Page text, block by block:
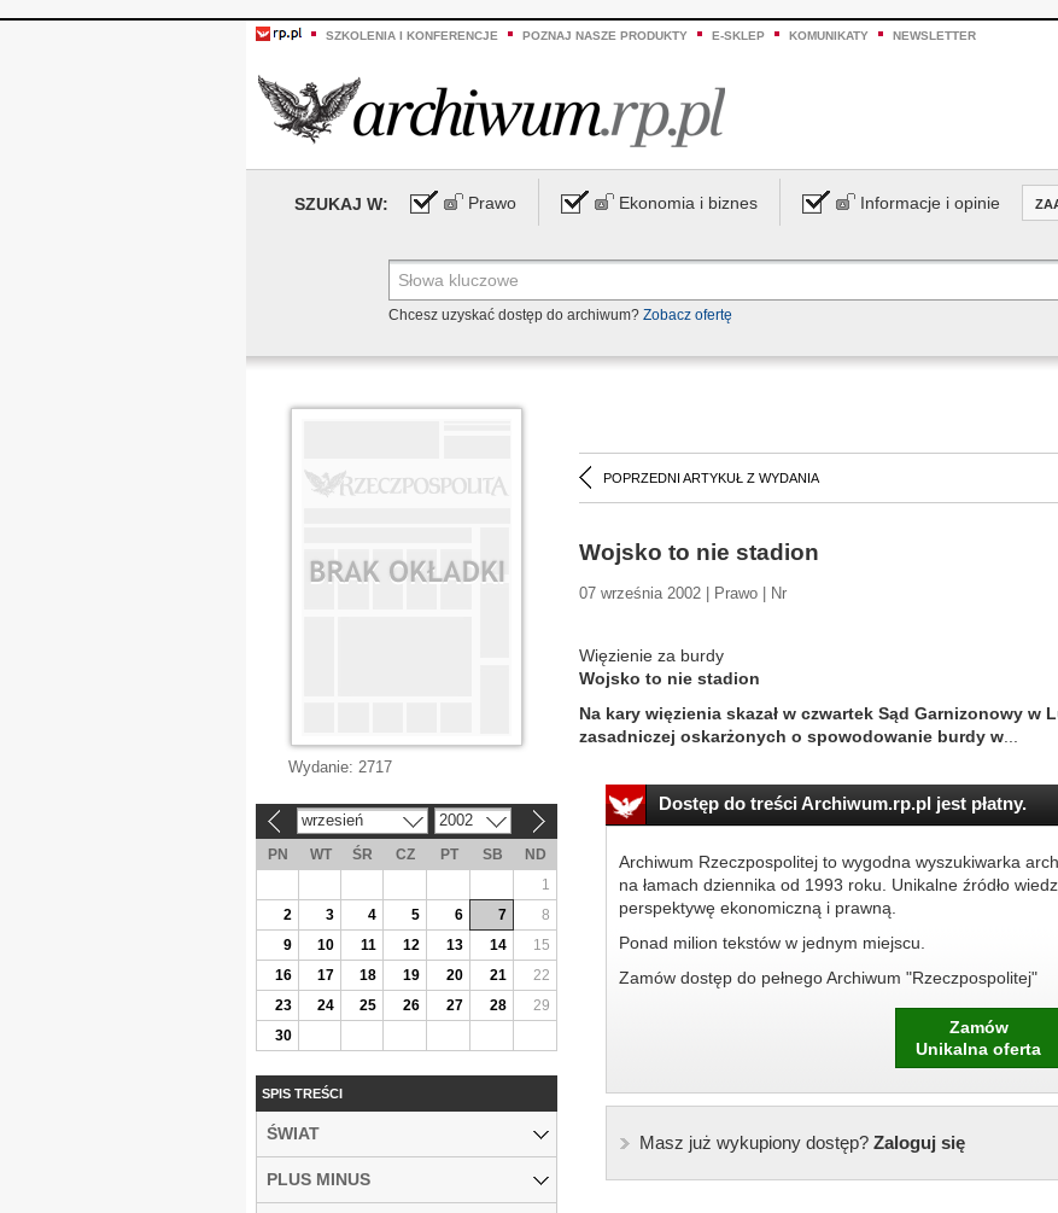
SZKOLENIA I KONFERENCJE POZNAJ NASZE PRODUKTY E-SKLEP KOMUNIKATY NEWSLETTER
SZUKAJ W: Prawo Ekonomia i biznes Informacje i opinie
Chcesz uzyskać dostęp do archiwum? Zobacz ofertę
POPRZEDNI ARTYKUŁ Z WYDANIA
Wojsko to nie stadion
07 września 2002 | Prawo | Nr
Więzienie za burdy
Wojsko to nie stadion
Na kary więzienia skazał w czwartek Sąd Garnizonowy w
zasadniczej oskarżonych o spowodowanie burdy w
Dostęp do treści Archiwum.rp.pl jest płatny.
Archiwum Rzeczpospolitej to wygodna wyszukiwarka
na łamach dziennika od 1993 roku. Unikalne źródło
perspektywę ekonomiczną i prawną.
Ponad milion tekstów w jednym miejscu.
Zamów dostęp do pełnego Archiwum "Rzeczpospolitej"
Zamów
Unikalna oferta
Masz już wykupiony dostęp?Zaloguj się
Wydanie: 2717
wrzesień 2002
PN WT ŚR CZ PT SB
ND
1
2
3 4 5 6 7
8
9
10 11 12 13 14
15
16
17 18 19 20 21
22
23
24 25 26 27 28
29
30
SPIS TREŚCI
ŚWIAT
PLUS MINUS